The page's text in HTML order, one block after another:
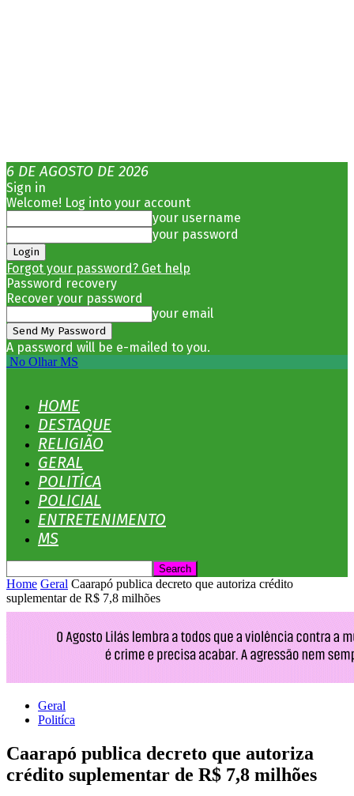
6 DE AGOSTO DE 2026
Sign in
Welcome! Log into your account
your username
your password
Forgot your password? Get help
Password recovery
Recover your password
your email
A password will be e-mailed to you.
No Olhar MS
HOME
DESTAQUE
RELIGIÃO
GERAL
POLITÍCA
POLICIAL
ENTRETENIMENTO
MS
Home Geral Caarapó publica decreto que autoriza crédito
suplementar de R$ 7,8 milhões
Geral
Politíca
Caarapó publica decreto que autoriza
crédito suplementar de R$ 7,8 milhões